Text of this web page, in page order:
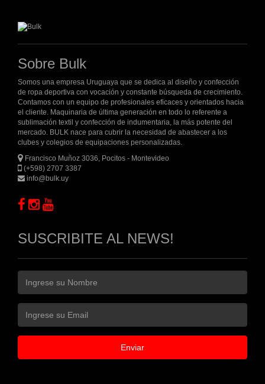
Sobre Bulk
Somos una empresa Uruguaya que se dedica al diseño y confección
de ropa deportiva con vocación y constante búsqueda de crecimiento.
Contamos con un equipo de profesionales eficaces y orientados hacia
el cliente. Maquinaria de última generación en todo lo referente a
sublimación textil y confección de indumentaria, la más potente del
mercado. BULK nace para cubrir la necesidad de abastecer a los
clubes y colegios de equipaciones personalizadas.
Francisco Muñoz 3036, Pocitos - Montevideo
(+598) 2707 3387
info@bulk.uy
SUSCRIBITE AL NEWS!